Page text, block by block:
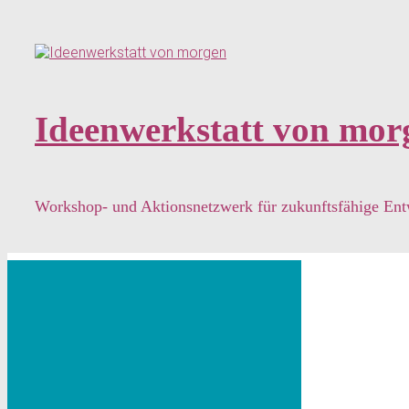
springen
Ideenwerkstatt von
Workshop- und Aktionsnetzwerk für zukunftsfähige